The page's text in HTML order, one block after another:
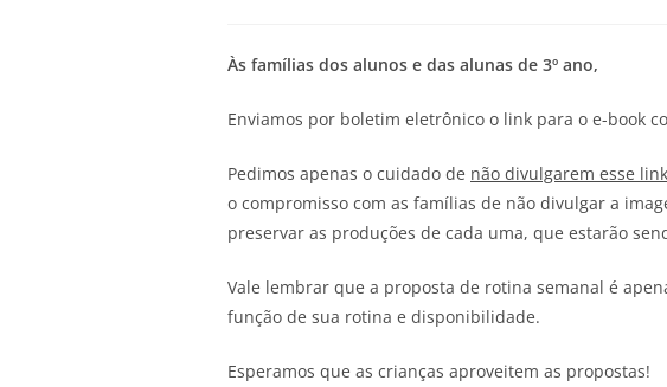
Às famílias dos alunos e das alunas de 3º ano,
Enviamos por boletim eletrônico o link para o e-book
Pedimos apenas o cuidado de não divulgarem esse link
o compromisso com as famílias de não divulgar a
preservar as produções de cada uma, que estarão
Vale lembrar que a proposta de rotina semanal é
função de sua rotina e disponibilidade.
Esperamos que as crianças aproveitem as propostas!